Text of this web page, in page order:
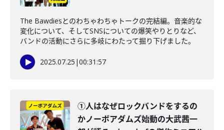
The Bawdiesとのわちゃわちゃトークの完結編。音楽的な
変化について、そしてSNSについての爆笑やりとりなど、
バンドの活動にさらに多岐にわたって掘り下げました。
2025.07.25 |00:31:57
①人はなぜロックバンドをするの
かノーボアダムズ始動の大武茜一